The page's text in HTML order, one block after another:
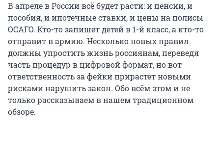
В апреле в России всё будет расти: и пенсии, и
пособия, и ипотечные ставки, и цены на полисы
ОСАГО. Кто-то запишет детей в 1-й класс, а кто-то
отправит в армию. Несколько новых правил
должны упростить жизнь россиянам, переведя
часть процедур в цифровой формат, но вот
ответственность за фейки прирастет новыми
рисками нарушить закон. Обо всём этом и не
только рассказываем в нашем традиционном
обзоре.